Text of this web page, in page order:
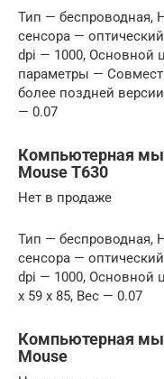
Тип — беспроводная,
сенсора —
dpi — 1000, Основной
параметры —
более поздней
— 0.07
Компьютерная
Mouse T630
Нет в продаже
Тип — беспроводная,
сенсора —
dpi — 1000, Основной
x 59 x 85, Вес — 0.07
Компьютерная
Mouse